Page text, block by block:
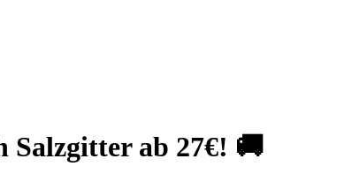
Salzgitter ab 27€! 🚚